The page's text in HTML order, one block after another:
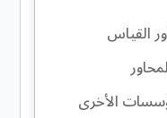
القياس
الأخرى